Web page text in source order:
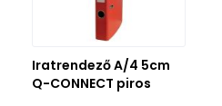
Iratrendező A/4 5cm
Q-CONNECT piros